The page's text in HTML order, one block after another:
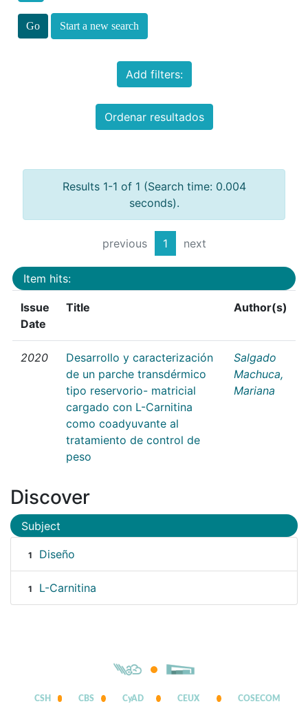
Start a new search
Add filters:
Ordenar resultados
Results 1-1 of 1 (Search time: 0.004
seconds).
previous 1 next
Item hits:
Issue
Date
Title Author(s)
2020
Desarrollo y caracterización
de un parche transdérmico
tipo reservorio- matricial
cargado con L-Carnitina
como coadyuvante al
tratamiento de control de
peso
Salgado
Machuca,
Mariana
Discover
Subject
1 Diseño
1 L-Carnitina
CSH CBS CyAD CEUX COSECOM